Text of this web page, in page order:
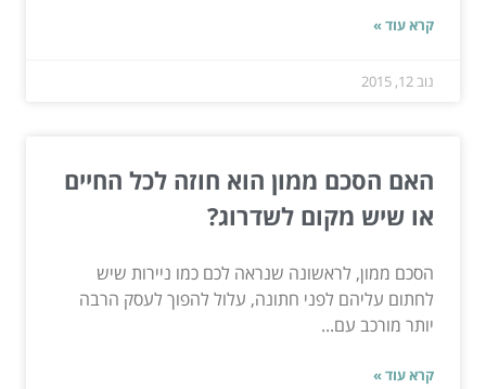
קרא עוד »
נוב 12, 2015
האם הסכם ממון הוא חוזה לכל החיים
או שיש מקום לשדרוג?
הסכם ממון, לראשונה שנראה לכם כמו ניירות שיש
לחתום עליהם לפני חתונה, עלול להפוך לעסק הרבה
יותר מורכב עם...
קרא עוד »